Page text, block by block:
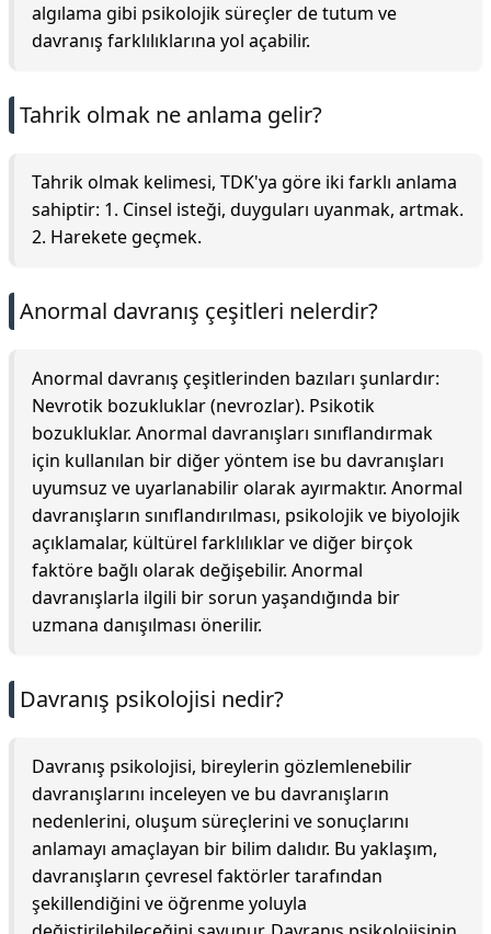
algılama gibi psikolojik süreçler de tutum ve
davranış farklılıklarına yol açabilir.
Tahrik olmak ne anlama gelir?
Tahrik olmak kelimesi, TDK'ya göre iki farklı anlama
sahiptir: 1. Cinsel isteği, duyguları uyanmak, artmak.
2. Harekete geçmek.
Anormal davranış çeşitleri nelerdir?
Anormal davranış çeşitlerinden bazıları şunlardır:
Nevrotik bozukluklar (nevrozlar). Psikotik
bozukluklar. Anormal davranışları sınıflandırmak
için kullanılan bir diğer yöntem ise bu davranışları
uyumsuz ve uyarlanabilir olarak ayırmaktır. Anormal
davranışların sınıflandırılması, psikolojik ve biyolojik
açıklamalar, kültürel farklılıklar ve diğer birçok
faktöre bağlı olarak değişebilir. Anormal
davranışlarla ilgili bir sorun yaşandığında bir
uzmana danışılması önerilir.
Davranış psikolojisi nedir?
Davranış psikolojisi, bireylerin gözlemlenebilir
davranışlarını inceleyen ve bu davranışların
nedenlerini, oluşum süreçlerini ve sonuçlarını
anlamayı amaçlayan bir bilim dalıdır. Bu yaklaşım,
davranışların çevresel faktörler tarafından
şekillendiğini ve öğrenme yoluyla